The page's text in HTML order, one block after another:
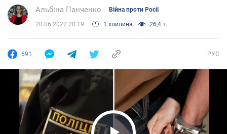
Альбіна Панченко Війна проти Росії
20.06.2022 20:19 1 хвилина 26,4 т.
691 РУС